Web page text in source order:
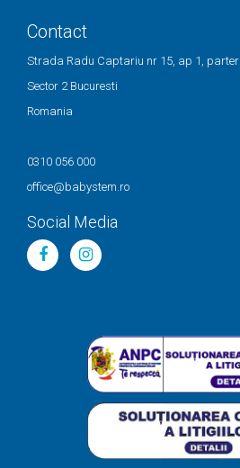
Contact
Strada Radu Captariu nr 15, ap 1, parter
Sector 2 Bucuresti
Romania
0310 056 000
office@babystem.ro
Social Media